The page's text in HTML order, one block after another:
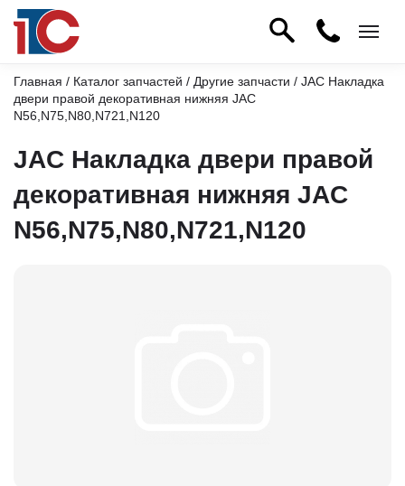
Главная / Каталог запчастей / Другие запчасти / JAC Накладка
двери правой декоративная нижняя JAC
N56,N75,N80,N721,N120
JAC Накладка двери правой
декоративная нижняя JAC
N56,N75,N80,N721,N120